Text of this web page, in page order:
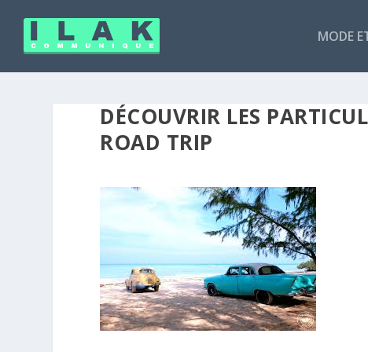
MODE
DÉCOUVRIR LES
ROAD TRIP